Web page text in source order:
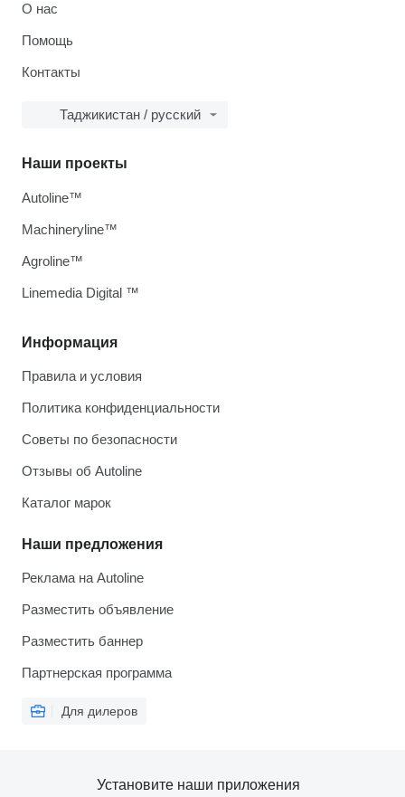
О нас
Помощь
Контакты
Таджикистан / русский
Информация
Правила и условия
Политика конфиденциальности
Советы по безопасности
Отзывы об Autoline
Каталог марок
Наши предложения
Реклама на Autoline
Разместить объявление
Разместить баннер
Партнерская программа
Для дилеров
Наши проекты
Autoline™
Machineryline™
Agroline™
Linemedia Digital ™
Установите наши приложения